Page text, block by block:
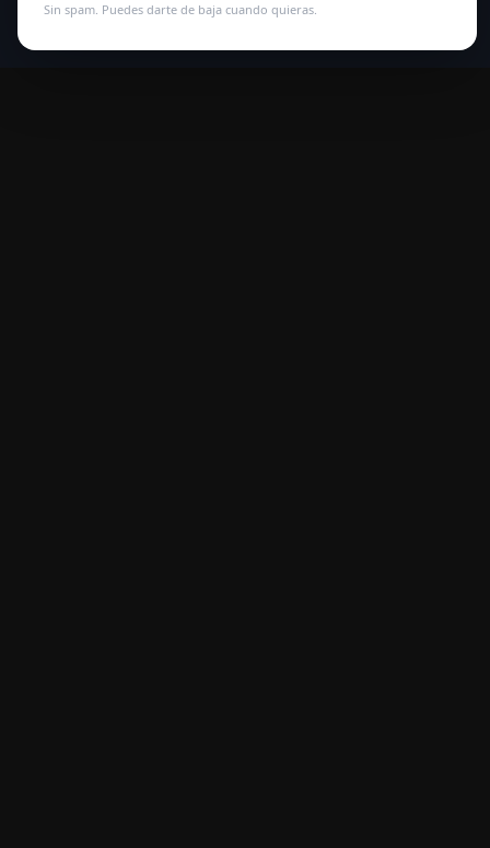
Sin spam. Puedes darte de baja cuando quieras.